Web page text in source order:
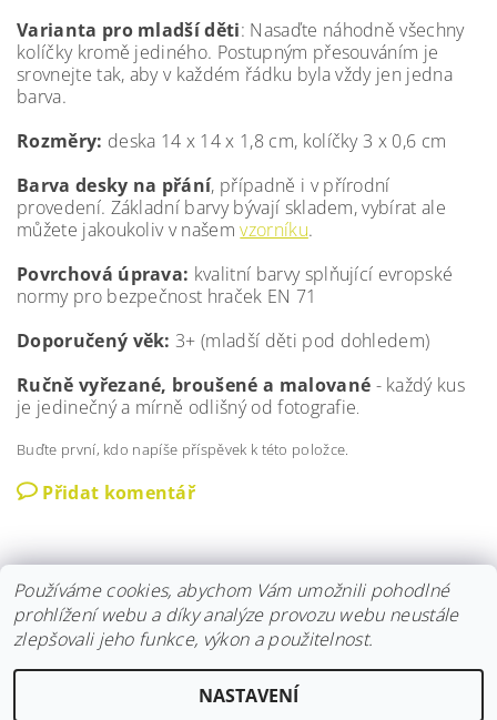
Varianta pro mladší děti: Nasaďte náhodně všechny
kolíčky kromě jediného. Postupným přesouváním je
srovnejte tak, aby v každém řádku byla vždy jen jedna
barva.
Rozměry: deska 14 x 14 x 1,8 cm, kolíčky 3 x 0,6 cm
Barva desky na přání, případně i v přírodní
provedení. Základní barvy bývají skladem, vybírat ale
můžete jakoukoliv v našemvzorníku.
Povrchová úprava: kvalitní barvy splňující evropské
normy pro bezpečnost hraček EN 71
Doporučený věk: 3+ (mladší děti pod dohledem)
Ručně vyřezané, broušené a malované - každý kus
je jedinečný a mírně odlišný od fotografie.
Buďte první, kdo napíše příspěvek k této položce.
Přidat komentář
Instagram Fler | Facebook
Používáme cookies, abychom Vám umožnili pohodlné
prohlížení webu a díky analýze provozu webu neustále
zlepšovali jeho funkce, výkon a použitelnost.
NASTAVENÍ